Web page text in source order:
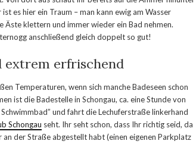
es hier ein Traum – man kann ewig am Wasser
Äste klettern und immer wieder ein Bad nehmen.
anschließend gleich doppelt so gut!
extrem erfrischend
Temperaturen, wenn sich manche Badeseen schon
ist die Badestelle in Schongau, ca. eine Stunde von
und fahrt die Lechuferstraße linkerhand
Schongau seht. Ihr seht schon, dass Ihr richtig seid, da
der Straße abgestellt habt (einen eigenen Parkplatz